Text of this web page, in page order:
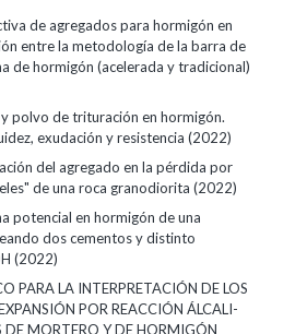
de agregados para hormigón en
entre la metodología de la barra de
de hormigón (acelerada y tradicional)
polvo de trituración en hormigón.
exudación y resistencia (2022)
del agregado en la pérdida por
de una roca granodiorita (2022)
potencial en hormigón de una
dos cementos y distinto
(2022)
PARA LA INTERPRETACIÓN DE LOS
POR REACCIÓN ÁLCALI-
DE MORTERO Y DE HORMIGÓN